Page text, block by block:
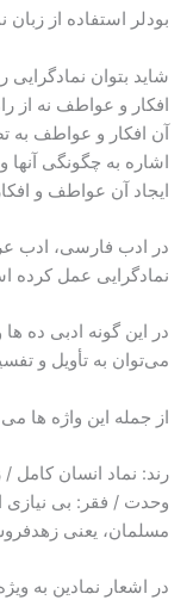
بودلر استفاده از
شاید بتوان نمادگرایی
افکار و عواطف نه از
آن افکار و عواطف به
اشاره به چگونگی آنها
ایجاد آن عواطف و
در ادب فارسی، ادب
نمادگرایی عمل کرده
در این گونه ادبی ده ها
می‌توان به تأویل و
از جمله این واژه ها
رند: نماد انسان
وحدت / فقر: بی نیازی
مسلمان، یعنی
در اشعار نمادین به